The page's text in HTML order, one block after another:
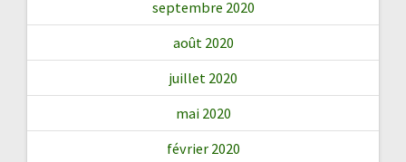
septembre 2020
août 2020
juillet 2020
mai 2020
février 2020